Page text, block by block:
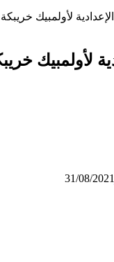
لأولمبيك خريبكة
لأولمبيك
31/08/2021